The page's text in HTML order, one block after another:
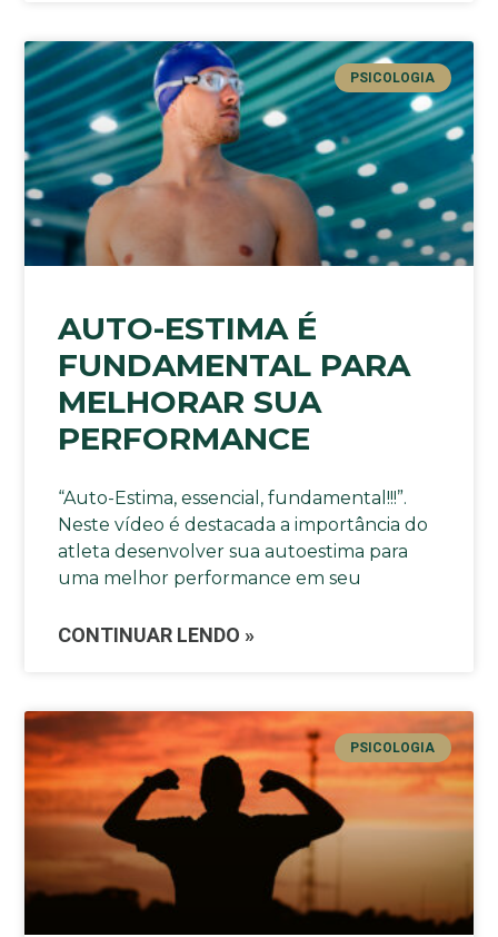
PSICOLOGIA
AUTO-ESTIMA É
FUNDAMENTAL PARA
MELHORAR SUA
PERFORMANCE
“Auto-Estima, essencial, fundamental!!!”.
Neste vídeo é destacada a importância do
atleta desenvolver sua autoestima para
uma melhor performance em seu
CONTINUAR LENDO »
PSICOLOGIA